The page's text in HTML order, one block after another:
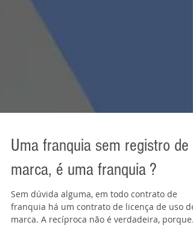
Uma franquia sem registro de
marca, é uma franquia ?
Sem dúvida alguma, em todo contrato de